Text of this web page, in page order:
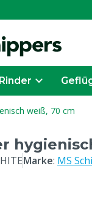
Rinder
weiß, 70 cm
Marke: MS